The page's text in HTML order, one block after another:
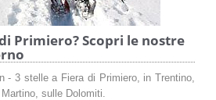
Primiero? Scopri le nostre
- 3 stelle a Fiera di Primiero, in Trentino,
sulle Dolomiti.